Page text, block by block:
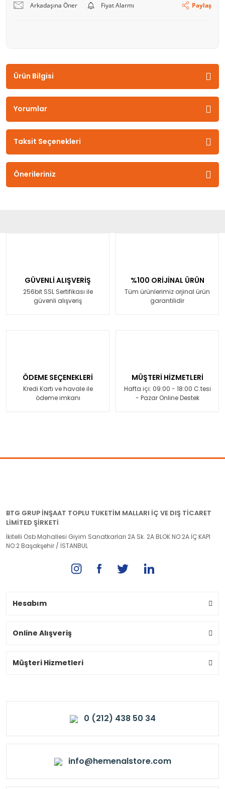
Arkadaşına Öner Fiyat Alarmı Paylaş
Ürün Bilgisi
Yorumlar
Taksit Seçenekleri
Önerileriniz
GÜVENLİ ALIŞVERİŞ
256bit SSL Sertifikası ile
güvenli alışveriş
%100 ORİJİNAL ÜRÜN
Tüm ürünlerimiz orjinal ürün
garantilidir
ÖDEME SEÇENEKLERİ
Kredi Kartı ve havale ile
ödeme imkanı
MÜŞTERİ HİZMETLERİ
Hafta içi: 09:00 - 18:00 C.tesi
- Pazar Online Destek
BTG GRUP İNŞAAT TOPLU TUKETİM MALLARI İÇ VE DIŞ TİCARET
LİMİTED ŞİRKETİ
İkitelli Osb Mahallesi Giyim Sanatkarları 2A Sk. 2A BLOK NO:2A İÇ KAPI
NO:2 Başakşehir / İSTANBUL
Hesabım
Online Alışveriş
Müşteri Hizmetleri
0 (212) 438 50 34
info@hemenalstore.com